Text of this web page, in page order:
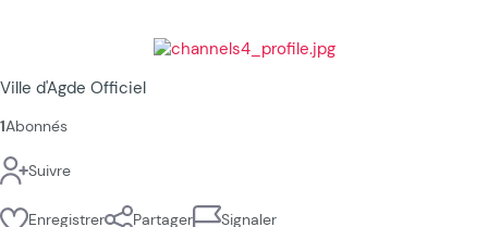
Ville d'Agde Officiel
1Abonnés
Suivre
Enregistrer Partager Signaler